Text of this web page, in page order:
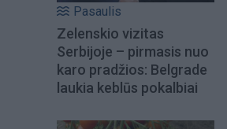
Pasaulis
Zelenskio vizitas
Serbijoje – pirmasis nuo
karo pradžios: Belgrade
laukia keblūs pokalbiai